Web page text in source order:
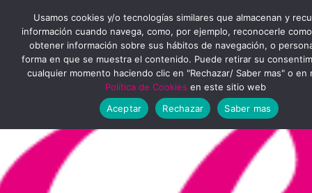
contenido
MENÚ
PRINCIPAL
Usamos cookies y/o tecnologías similares que almacenan y
información cuando navega, como, por ejemplo, reconocerle
obtener información sobre sus hábitos de navegación, o
forma en que se muestra el contenido. Puede retirar su
cualquier momento haciendo clic en "Rechazar/ Saber mas" o en
Política de Cookies en este sitio web
Aceptar
Rechazar Saber mas